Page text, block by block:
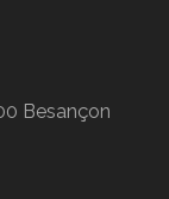
Besançon